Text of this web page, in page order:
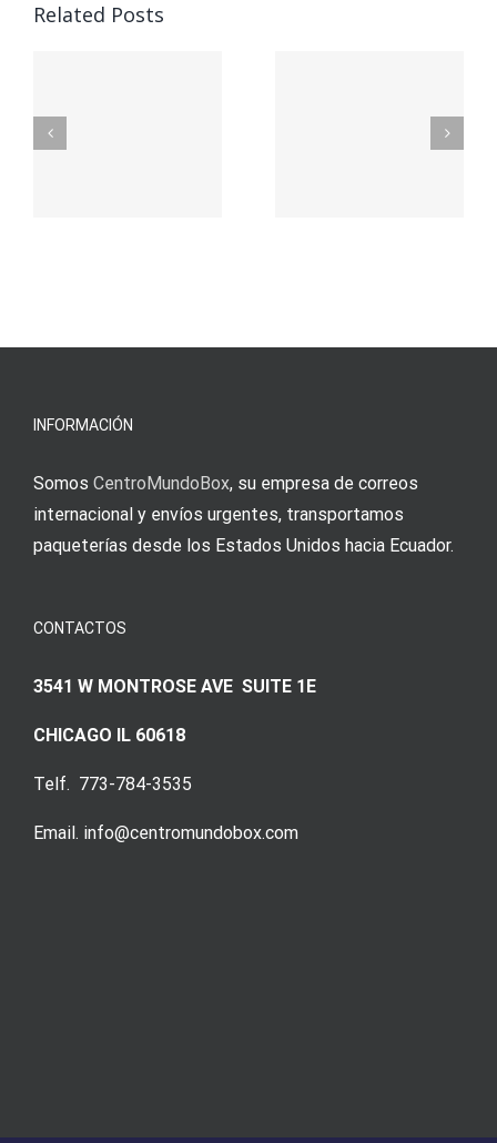
Related Posts– Ο
durch
erfordert
INFORMACIÓN
Somos CentroMundoBox, su empresa de correos
internacional y envíos urgentes, transportamos
paqueterías desde los Estados Unidos hacia Ecuador.
CONTACTOS
3541 W MONTROSE AVE SUITE 1E
CHICAGO IL 60618
Telf. 773-784-3535
Email. info@centromundobox.com